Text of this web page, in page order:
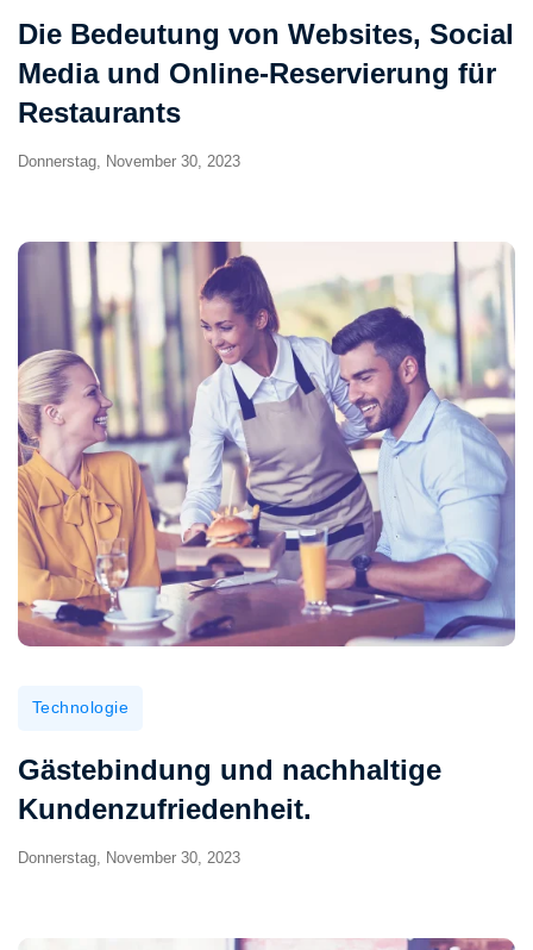
Die Bedeutung von Websites, Social
Media und Online-Reservierung für
Restaurants
Donnerstag, November 30, 2023
Technologie
Gästebindung und nachhaltige
Kundenzufriedenheit.
Donnerstag, November 30, 2023